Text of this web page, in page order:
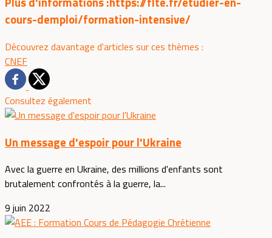
cours-demploi/formation-intensive/
Découvrez davantage d'articles sur ces thèmes :
CNEF
Consultez également
Un message d'espoir pour l'Ukraine
Avec la guerre en Ukraine, des millions d'enfants sont
brutalement confrontés à la guerre, la...
9 juin 2022